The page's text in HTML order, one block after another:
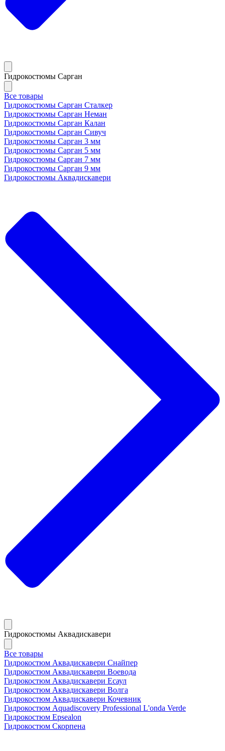
Гидрокостюмы Сарган
Все товары
Гидрокостюмы Сарган Сталкер
Гидрокостюмы Сарган Неман
Гидрокостюмы Сарган Калан
Гидрокостюмы Сарган Сивуч
Гидрокостюмы Сарган 3 мм
Гидрокостюмы Сарган 5 мм
Гидрокостюмы Сарган 7 мм
Гидрокостюмы Сарган 9 мм
Гидрокостюмы Аквадискавери
Гидрокостюмы Аквадискавери
Все товары
Гидрокостюм Аквадискавери Снайпер
Гидрокостюм Аквадискавери Воевода
Гидрокостюм Аквадискавери Есаул
Гидрокостюм Аквадискавери Волга
Гидрокостюм Аквадискавери Кочевник
Гидрокостюм Aquadiscovery Professional L'onda Verde
Гидрокостюм Epsealon
Гидрокостюм Скорпена